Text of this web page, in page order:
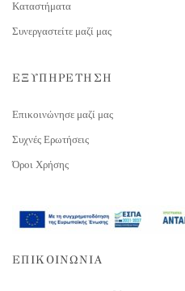
Καταστήματα
Συνεργαστείτε μαζί μας
ΕΞΥΠΗΡΕΤΗΣΗ
Επικοινώνησε μαζί μας
Συχνές Ερωτήσεις
Όροι Χρήσης
ΕΠΙΚΟΙΝΩΝΙΑ